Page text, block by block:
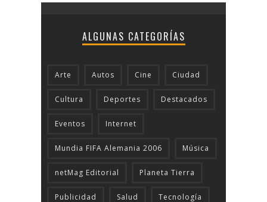
ALGUNAS CATEGORÍAS
Arte Autos Cine Ciudad
Cultura Deportes Destacados
Eventos Internet
Mundia FIFA Alemania 2006 Música
netMag Editorial Planeta Tierra
Publicidad Salud Tecnologí­a